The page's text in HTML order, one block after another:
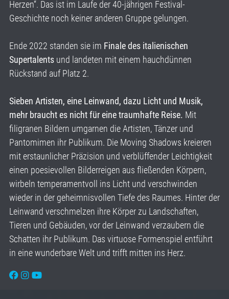
Herzen“. Das ist im Laufe der 40-jährigen Festival-
Geschichte noch keiner anderen Gruppe gelungen.
Ende 2022 standen sie im Finale des italienischen
Supertalents und landeten mit einem hauchdünnen
Rückstand auf Platz 2.
Sieben Artisten, eine Leinwand, dazu Licht und Musik,
mehr braucht es nicht für eine traumhafte Reise. Mit
filigranen Bildern umgarnen die Artisten, Tänzer und
Pantomimen ihr Publikum. Die Moving Shadows kreieren
mit erstaunlicher Präzision und verblüffender Leichtigkeit
einen poesievollen Bilderreigen aus fließenden Körpern,
wirbeln temperamentvoll ins Licht und verschwinden
wieder in der geheimnisvollen Tiefe des Raumes. Hinter der
Leinwand verschmelzen ihre Körper zu Landschaften,
Tieren und Gebäuden, vor der Leinwand verzaubern die
Schatten ihr Publikum. Das virtuose Formenspiel entführt
in eine wunderbare Welt und trifft mitten ins Herz.